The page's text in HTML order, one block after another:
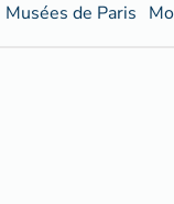
Musées de Paris